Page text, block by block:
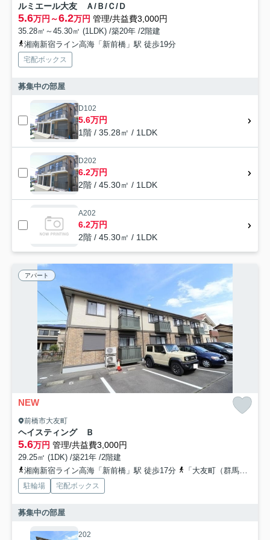
ルミエール大友 Ａ/Ｂ/Ｃ/Ｄ
5.6万円～6.2万円 管理/共益費3,000円
35.28㎡～45.30㎡ (1LDK) /築20年 /2階建
湘南新宿ライン高海「新前橋」駅 徒歩19分
宅配ボックス
募集中の部屋
D102
5.6万円
1階 / 35.28㎡ / 1LDK
D202
6.2万円
2階 / 45.30㎡ / 1LDK
A202
6.2万円
2階 / 45.30㎡ / 1LDK
アパート
NEW
前橋市大友町
ヘイスティング Ｂ
5.6万円 管理/共益費3,000円
29.25㎡ (1DK) /築21年 /2階建
湘南新宿ライン高海「新前橋」駅 徒歩17分
「大友町（群馬中央・関越）」バス停下車 徒歩8分
駐輪場 宅配ボックス
募集中の部屋
202